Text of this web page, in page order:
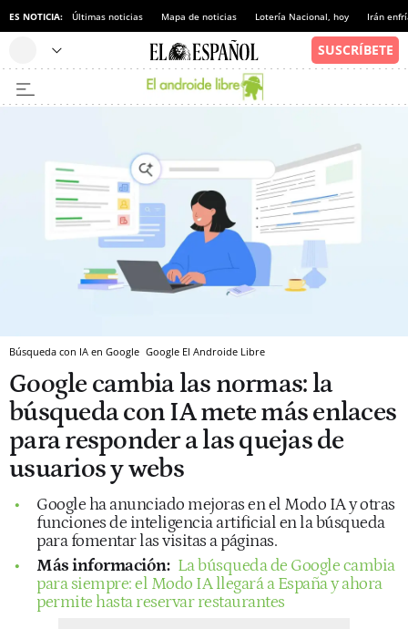
ES NOTICIA: Últimas noticias Mapa de noticias Lotería Nacional, hoy Irán
Búsqueda con IA en Google Google El Androide Libre
Google cambia las normas: la
búsqueda con IA mete más enlaces
para responder a las quejas de
usuarios y webs
Google ha anunciado mejoras en el Modo IA y otras
funciones de inteligencia artificial en la búsqueda
para fomentar las visitas a páginas.
Más información: La búsqueda de Google cambia
para siempre: el Modo IA llegará a España y ahora
permite hasta reservar restaurantes